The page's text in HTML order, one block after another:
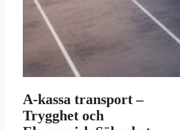
A-kassa transport –
Trygghet och